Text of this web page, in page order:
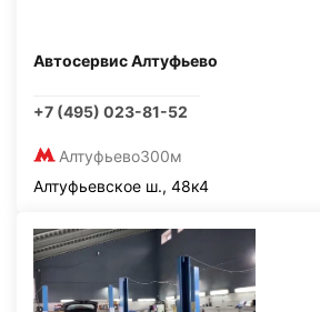
Автосервис Алтуфьево
+7 (495) 023-81-52
Алтуфьево300м
Алтуфьевское ш., 48к4